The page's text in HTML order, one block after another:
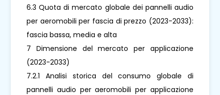
6.3 Quota di mercato globale dei pannelli audio
per aeromobili per fascia di prezzo (2023-2033):
fascia bassa, media e alta
7 Dimensione del mercato per applicazione
(2023-2033)
7.2.1 Analisi storica del consumo globale di
pannelli audio per aeromobili per applicazione